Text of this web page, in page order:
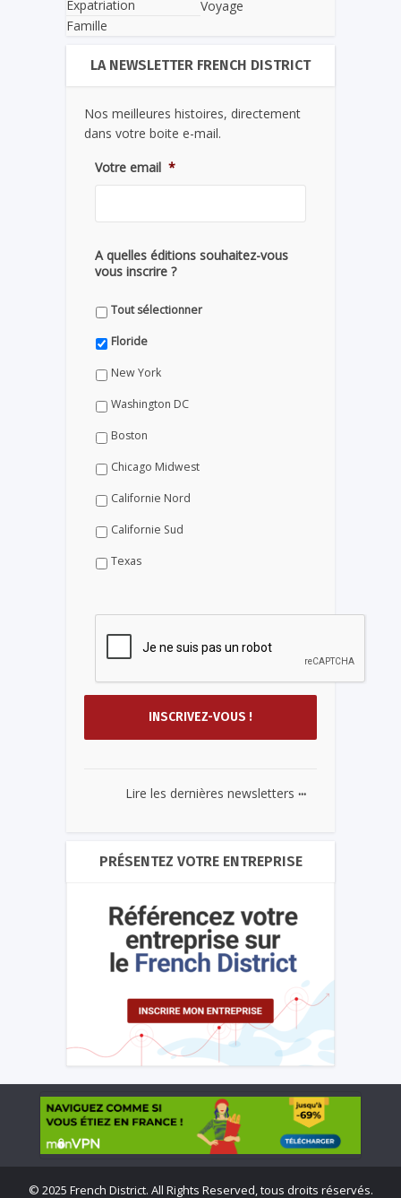
Expatriation
Famille
Voyage
LA NEWSLETTER FRENCH DISTRICT
Nos meilleures histoires, directement
dans votre boite e-mail.
Votre email *
A quelles éditions souhaitez-vous
vous inscrire ?
Tout sélectionner
Floride
New York
Washington DC
Boston
Chicago Midwest
Californie Nord
Californie Sud
Texas
Lire les dernières newsletters ...
PRÉSENTEZ VOTRE ENTREPRISE
© 2025 French District. All Rights Reserved, tous droits réservés.